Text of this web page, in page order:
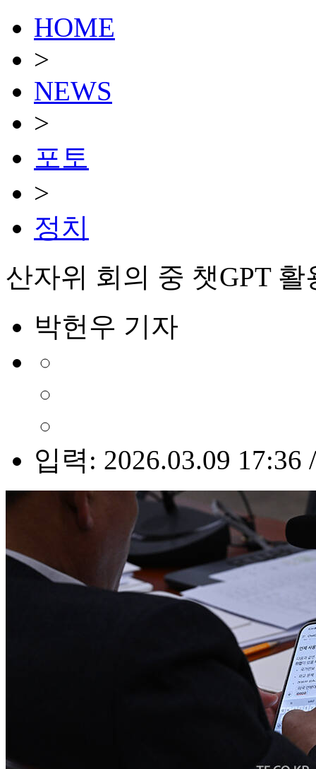
HOME
>
NEWS
>
포토
>
정치
산자위 회의 중 챗GPT
박헌우 기자
입력: 2026.03.09 17:36